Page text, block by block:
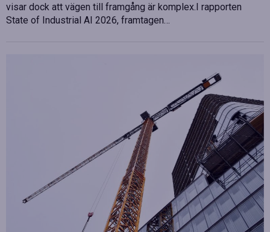
visar dock att vägen till framgång är komplex.I rapporten
State of Industrial AI 2026, framtagen…